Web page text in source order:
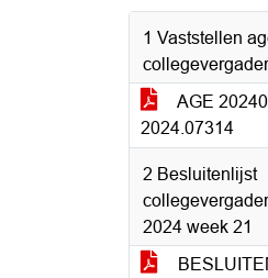
1 Vaststellen
AGE
2024.07314
2 Besluitenlijst
2024 week 21